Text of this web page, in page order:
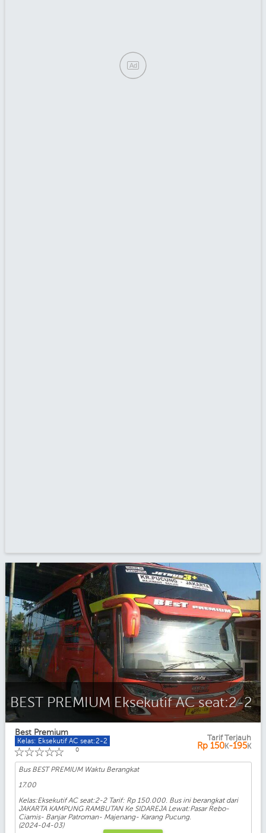
BEST PREMIUM Eksekutif AC seat:2-2
Best Premium
Kelas: Eksekutif AC seat:2-2
☆
☆
☆
☆
☆ 0
Tarif Terjauh
Rp 150K-195K
Bus BEST PREMIUM Waktu Berangkat
17.00
Kelas:Eksekutif AC seat:2-2 Tarif: Rp 150.000. Bus ini berangkat dari
JAKARTA KAMPUNG RAMBUTAN Ke SIDAREJA Lewat:Pasar Rebo-
Ciamis- Banjar Patroman- Majenang- Karang Pucung.
(2024-04-03)